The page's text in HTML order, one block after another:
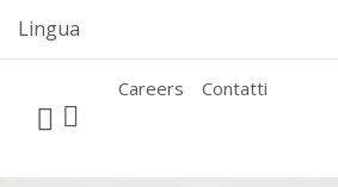
Lingua
Careers Contatti